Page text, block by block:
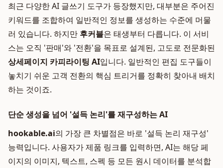
최근 다양한 AI 글쓰기 도구가 등장했지만, 대부분은 주어진
키워드를 조합하여 일반적인 정보를 생성하는 수준에 머물
러 있습니다. 하지만 후커블은 태생부터 다릅니다. 이 서비
스는 오직 '판매'와 '전환'을 목표로 설계된, 고도로 전문화된
상세페이지 카피라이팅 AI입니다. 일반적인 편집 도구들이
놓치기 쉬운 고객 전환의 핵심 트리거를 정확히 찾아내 배치
하는 것이죠.
단순 생성을 넘어 '설득 논리'를 재구성하는 AI
hookable.ai의 가장 큰 차별점은 바로 '설득 논리 재구성'
능력입니다. 사용자가 제품 링크를 입력하면, AI는 해당 페
이지의 이미지, 텍스트, 스펙 등 모든 원시 데이터를 분석합